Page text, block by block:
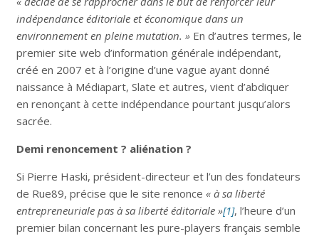
indépendance éditoriale et économique dans un
environnement en pleine mutation. »En d’autres termes, le
premier site web d’information générale indépendant,
créé en 2007 et à l’origine d’une vague ayant donné
naissance à Médiapart, Slate et autres, vient d’abdiquer
en renonçant à cette indépendance pourtant jusqu’alors
sacrée.
Demi renoncement ? aliénation ?
Si Pierre Haski, président-directeur et l’un des fondateurs
de Rue89, précise que le site renonce « à sa liberté
entrepreneuriale pas à sa liberté éditoriale »[1], l’heure d’un
premier bilan concernant les pure-players français semble